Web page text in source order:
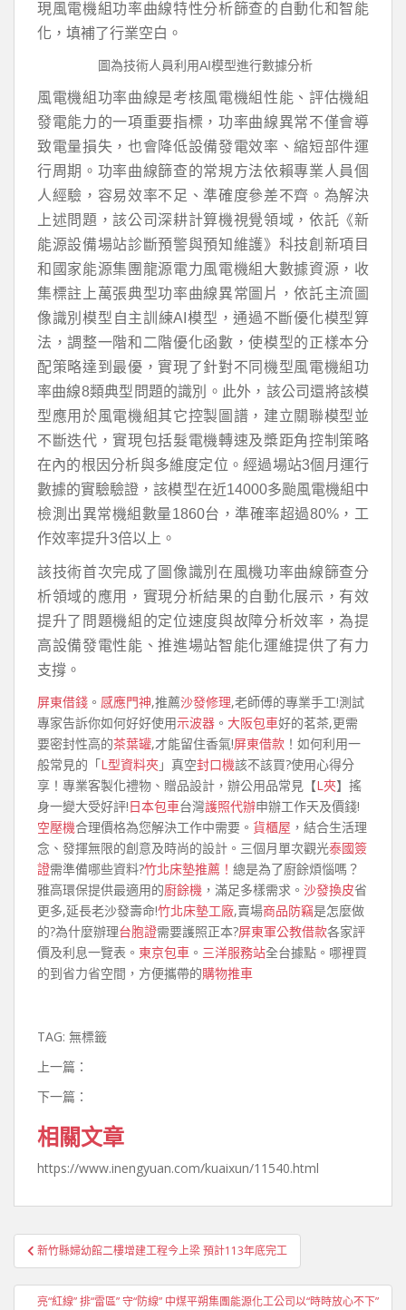
現風電機組功率曲線特性分析篩查的自動化和智能
化，填補了行業空白。
圖為技術人員利用AI模型進行數據分析
風電機組功率曲線是考核風電機組性能、評估機組
發電能力的一項重要指標，功率曲線異常不僅會導
致電量損失，也會降低設備發電效率、縮短部件運
行周期。功率曲線篩查的常規方法依賴專業人員個
人經驗，容易效率不足、準確度參差不齊。為解決
上述問題，該公司深耕計算機視覺領域，依託《新
能源設備場站診斷預警與預知維護》科技創新項目
和國家能源集團龍源電力風電機組大數據資源，收
集標註上萬張典型功率曲線異常圖片，依託主流圖
像識別模型自主訓練AI模型，通過不斷優化模型算
法，調整一階和二階優化函數，使模型的正樣本分
配策略達到最優，實現了針對不同機型風電機組功
率曲線8類典型問題的識別。此外，該公司還將該模
型應用於風電機組其它控製圖譜，建立關聯模型並
不斷迭代，實現包括髮電機轉速及槳距角控制策略
在內的根因分析與多維度定位。經過場站3個月運行
數據的實驗驗證，該模型在近14000多颱風電機組中
檢測出異常機組數量1860台，準確率超過80%，工
作效率提升3倍以上。
該技術首次完成了圖像識別在風機功率曲線篩查分
析領域的應用，實現分析結果的自動化展示，有效
提升了問題機組的定位速度與故障分析效率，為提
高設備發電性能、推進場站智能化運維提供了有力
支撐。
屏東借錢 。 感應門神,推薦沙發修理,老師傅的專業手工!測試
專家告訴你如何好好使用示波器 。 大阪包車好的茗茶,更需
要密封性高的茶葉罐,才能留住香氣!屏東借款 ！如何利用一
般常見的「L型資料夾 」真空封口機該不該買?使用心得分
享！專業客製化禮物、贈品設計，辦公用品常見【L夾】搖
身一變大受好評!日本包車台灣護照代辦申辦工作天及價錢!
空壓機合理價格為您解決工作中需要。 貨櫃屋 ，結合生活理
念、發揮無限的創意及時尚的設計。三個月單次觀光泰國簽
證需準備哪些資料?竹北床墊推薦！ 總是為了廚餘煩惱嗎？
雅高環保提供最適用的廚餘機 ，滿足多樣需求。 沙發換皮省
更多,延長老沙發壽命!竹北床墊工廠,賣場商品防竊是怎麼做
的?為什麼辦理台胞證需要護照正本?屏東軍公教借款各家評
價及利息一覽表。 東京包車 。 三洋服務站全台據點。哪裡買
的到省力省空間，方便攜帶的購物推車
TAG: 無標籤
上一篇：
下一篇：
相關文章
https://www.inengyuan.com/kuaixun/11540.html
文
章
導
新竹縣婦幼館二樓增建工程今上梁 預計113年底完工
亮“紅線” 排“雷區” 守“防線” 中煤平朔集團能源化工公司以“時時放心不下”